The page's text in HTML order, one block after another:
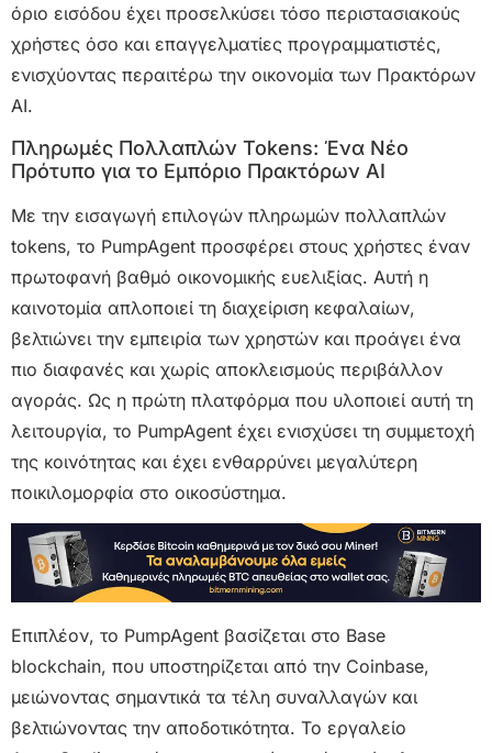
όριο εισόδου έχει προσελκύσει τόσο περιστασιακούς
χρήστες όσο και επαγγελματίες προγραμματιστές,
ενισχύοντας περαιτέρω την οικονομία των Πρακτόρων
AI.
Πληρωμές Πολλαπλών Tokens: Ένα Νέο
Πρότυπο για το Εμπόριο Πρακτόρων AI
Με την εισαγωγή επιλογών πληρωμών πολλαπλών
tokens, το PumpAgent προσφέρει στους χρήστες έναν
πρωτοφανή βαθμό οικονομικής ευελιξίας. Αυτή η
καινοτομία απλοποιεί τη διαχείριση κεφαλαίων,
βελτιώνει την εμπειρία των χρηστών και προάγει ένα
πιο διαφανές και χωρίς αποκλεισμούς περιβάλλον
αγοράς. Ως η πρώτη πλατφόρμα που υλοποιεί αυτή τη
λειτουργία, το PumpAgent έχει ενισχύσει τη συμμετοχή
της κοινότητας και έχει ενθαρρύνει μεγαλύτερη
ποικιλομορφία στο οικοσύστημα.
Επιπλέον, το PumpAgent βασίζεται στο Base
blockchain, που υποστηρίζεται από την Coinbase,
μειώνοντας σημαντικά τα τέλη συναλλαγών και
βελτιώνοντας την αποδοτικότητα. Το εργαλείο